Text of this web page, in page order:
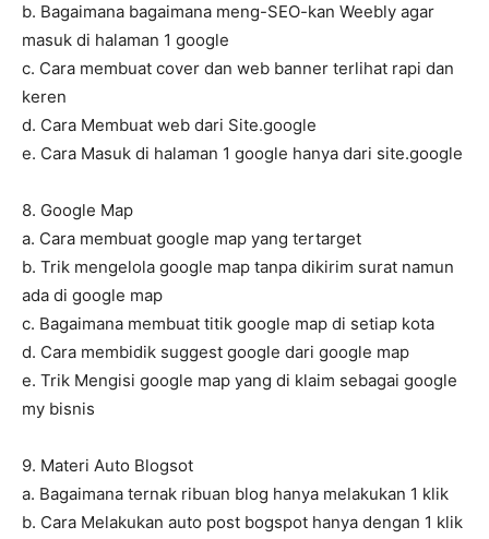
b. Bagaimana bagaimana meng-SEO-kan Weebly agar
masuk di halaman 1 google
c. Cara membuat cover dan web banner terlihat rapi dan
keren
d. Cara Membuat web dari Site.google
e. Cara Masuk di halaman 1 google hanya dari site.google
8. Google Map
a. Cara membuat google map yang tertarget
b. Trik mengelola google map tanpa dikirim surat namun
ada di google map
c. Bagaimana membuat titik google map di setiap kota
d. Cara membidik suggest google dari google map
e. Trik Mengisi google map yang di klaim sebagai google
my bisnis
9. Materi Auto Blogsot
a. Bagaimana ternak ribuan blog hanya melakukan 1 klik
b. Cara Melakukan auto post bogspot hanya dengan 1 klik